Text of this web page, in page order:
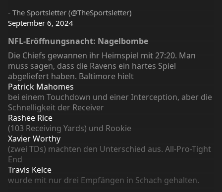
- The Sportsletter (@TheSportsletter)
September 6, 2024
NFL-Eröffnungsnacht: Nagelbombe
Die Chiefs gewannen ihr Heimspiel mit 27:20. Man
muss sagen, dass die Ravens ein hartes Spiel
abgeliefert haben. Baltimore hielt
Patrick Mahomes
bei einem Touchdown und einer Interception, aber die
Schnelligkeit der Receiver
Rashee Rice
(103 Receiving Yards) und Rookie
Xavier Worthy
(zwei TDs) machten den Unterschied aus. All-Pro-Tight
End
Travis Kelce
wurde mit nur drei Empfängen in Schach gehalten.